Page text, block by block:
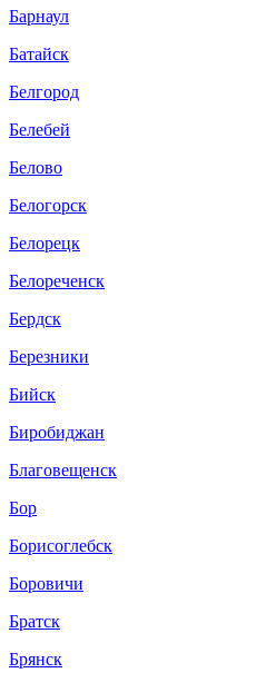
Барнаул
Батайск
Белгород
Белебей
Белово
Белогорск
Белорецк
Белореченск
Бердск
Березники
Бийск
Биробиджан
Благовещенск
Бор
Борисоглебск
Боровичи
Братск
Брянск